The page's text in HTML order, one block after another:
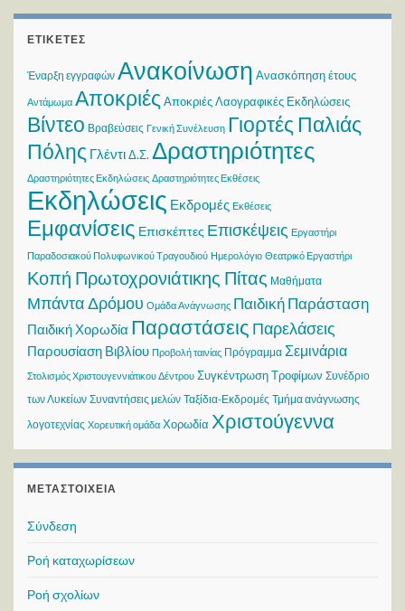
ΕΤΙΚΈΤΕΣ
Έναρξη εγγραφών Ανακοίνωση Ανασκόπηση έτους
Αντάμωμα Αποκριές Αποκριές Λαογραφικές Εκδηλώσεις
Βίντεο Βραβεύσεις Γενική Συνέλευση Γιορτές Παλιάς
Πόλης ΓλέντιΔ.Σ. Δραστηριότητες
Δραστηριότητες Εκδηλώσεις Δραστηριότητες Εκθέσεις
Εκδηλώσεις Εκδρομές Εκθέσεις
Εμφανίσεις Επισκέπτες Επισκέψεις Εργαστήρι
Παραδοσιακού Πολυφωνικού Τραγουδιού Ημερολόγιο Θεατρικό Εργαστήρι
Κοπή Πρωτοχρονιάτικης Πίτας Μαθήματα
Μπάντα Δρόμου Ομάδα Ανάγνωσης Παιδική Παράσταση
Παιδική Χορωδία Παραστάσεις Παρελάσεις
Παρουσίαση Βιβλίου Προβολή ταινίας Πρόγραμμα Σεμινάρια
Στολισμός Χριστουγεννιάτικου Δέντρου Συγκέντρωση Τροφίμων Συνέδριο
των Λυκείων Συναντήσεις μελών Ταξίδια-Εκδρομές Τμήμα ανάγνωσης
λογοτεχνίας Χορευτική ομάδα Χορωδία Χριστούγεννα
ΜΕΤΑΣΤΟΙΧΕΊΑ
Σύνδεση
Ροή καταχωρίσεων
Ροή σχολίων